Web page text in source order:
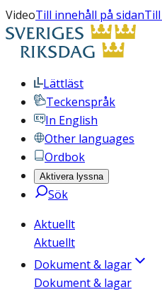
VideoTill innehåll på sidan
Lättläst
Teckenspråk
In English
Other languages
Ordbok
Aktivera lyssna
Sök
Aktuellt
Aktuellt
Dokument & lagar
Dokument & lagar